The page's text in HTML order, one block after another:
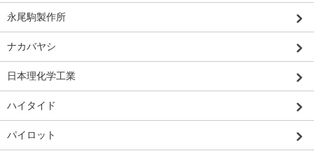
永尾駒製作所
ナカバヤシ
日本理化学工業
ハイタイド
パイロット